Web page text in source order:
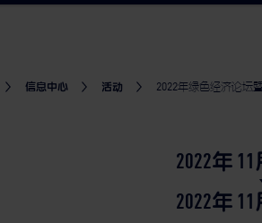
信息中心 活动 2022年绿色经济论坛
2022年
2022年